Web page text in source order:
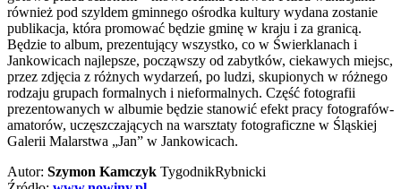
również pod szyldem gminnego ośrodka kultury wydana zostanie
publikacja, która promować będzie gminę w kraju i za granicą.
Będzie to album, prezentujący wszystko, co w Świerklanach i
Jankowicach najlepsze, począwszy od zabytków, ciekawych miejsc,
przez zdjęcia z różnych wydarzeń, po ludzi, skupionych w różnego
rodzaju grupach formalnych i nieformalnych. Część fotografii
prezentowanych w albumie będzie stanowić efekt pracy fotografów-
amatorów, uczęszczających na warsztaty fotograficzne w Śląskiej
Galerii Malarstwa „Jan” w Jankowicach.
Autor: Szymon Kamczyk TygodnikRybnicki